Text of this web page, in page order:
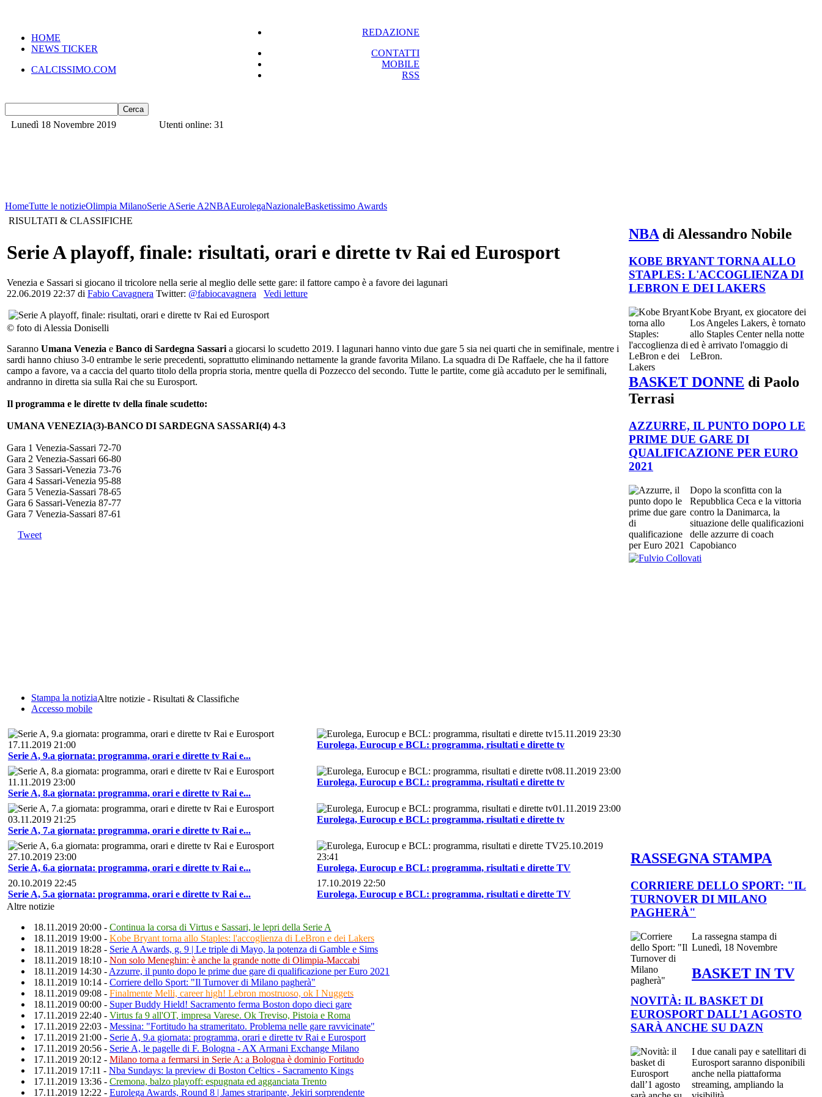
HOME
NEWS TICKER
CALCISSIMO.COM
REDAZIONE
CONTATTI
MOBILE
RSS
Lunedì 18 Novembre 2019 Utenti online: 31
HomeTutte le notizieOlimpia MilanoSerie ASerie A2NBAEurolegaNazionaleBasketissimo Awards
RISULTATI & CLASSIFICHE
Serie A playoff, finale: risultati, orari e dirette tv Rai ed Eurosport
Venezia e Sassari si giocano il tricolore nella serie al meglio delle sette gare: il fattore campo è a favore dei lagunari
22.06.2019 22:37 di Fabio Cavagnera Twitter: @fabiocavagnera Vedi letture
© foto di Alessia Doniselli
Saranno Umana Venezia e Banco di Sardegna Sassari a giocarsi lo scudetto 2019. I lagunari hanno vinto due gare 5 sia nei quarti che in semifinale, mentre i
sardi hanno chiuso 3-0 entrambe le serie precedenti, soprattutto eliminando nettamente la grande favorita Milano. La squadra di De Raffaele, che ha il fattore
campo a favore, va a caccia del quarto titolo della propria storia, mentre quella di Pozzecco del secondo. Tutte le partite, come già accaduto per le semifinali,
andranno in diretta sia sulla Rai che su Eurosport.
Il programma e le dirette tv della finale scudetto:
UMANA VENEZIA(3)-BANCO DI SARDEGNA SASSARI(4) 4-3
Gara 1 Venezia-Sassari 72-70
Gara 2 Venezia-Sassari 66-80
Gara 3 Sassari-Venezia 73-76
Gara 4 Sassari-Venezia 95-88
Gara 5 Venezia-Sassari 78-65
Gara 6 Sassari-Venezia 87-77
Gara 7 Venezia-Sassari 87-61
Tweet
Stampa la notizia
Accesso mobile
Altre notizie - Risultati & Classifiche
17.11.2019 21:00
Serie A, 9.a giornata: programma, orari e dirette tv Rai e...
15.11.2019 23:30
Eurolega, Eurocup e BCL: programma, risultati e dirette tv
11.11.2019 23:00
Serie A, 8.a giornata: programma, orari e dirette tv Rai e...
08.11.2019 23:00
Eurolega, Eurocup e BCL: programma, risultati e dirette tv
03.11.2019 21:25
Serie A, 7.a giornata: programma, orari e dirette tv Rai e...
01.11.2019 23:00
Eurolega, Eurocup e BCL: programma, risultati e dirette tv
27.10.2019 23:00
Serie A, 6.a giornata: programma, orari e dirette tv Rai e...
25.10.2019
23:41
Eurolega, Eurocup e BCL: programma, risultati e dirette TV
20.10.2019 22:45
Serie A, 5.a giornata: programma, orari e dirette tv Rai e...
17.10.2019 22:50
Eurolega, Eurocup e BCL: programma, risultati e dirette TV
Altre notizie
18.11.2019 20:00 - Continua la corsa di Virtus e Sassari, le lepri della Serie A
18.11.2019 19:00 - Kobe Bryant torna allo Staples: l'accoglienza di LeBron e dei Lakers
18.11.2019 18:28 - Serie A Awards, g. 9 | Le triple di Mayo, la potenza di Gamble e Sims
18.11.2019 18:10 - Non solo Meneghin: è anche la grande notte di Olimpia-Maccabi
18.11.2019 14:30 - Azzurre, il punto dopo le prime due gare di qualificazione per Euro 2021
18.11.2019 10:14 - Corriere dello Sport: "Il Turnover di Milano pagherà"
18.11.2019 09:08 - Finalmente Melli, career high! Lebron mostruoso, ok I Nuggets
18.11.2019 00:00 - Super Buddy Hield! Sacramento ferma Boston dopo dieci gare
17.11.2019 22:40 - Virtus fa 9 all'OT, impresa Varese. Ok Treviso, Pistoia e Roma
17.11.2019 22:03 - Messina: "Fortitudo ha strameritato. Problema nelle gare ravvicinate"
17.11.2019 21:00 - Serie A, 9.a giornata: programma, orari e dirette tv Rai e Eurosport
17.11.2019 20:56 - Serie A, le pagelle di F. Bologna - AX Armani Exchange Milano
17.11.2019 20:12 - Milano torna a fermarsi in Serie A: a Bologna è dominio Fortitudo
17.11.2019 17:11 - Nba Sundays: la preview di Boston Celtics - Sacramento Kings
17.11.2019 13:36 - Cremona, balzo playoff: espugnata ed agganciata Trento
17.11.2019 12:22 - Eurolega Awards, Round 8 | James straripante, Jekiri sorprendente
NBA di Alessandro Nobile
KOBE BRYANT TORNA ALLO
STAPLES: L'ACCOGLIENZA DI
LEBRON E DEI LAKERS
Kobe Bryant, ex giocatore dei
Los Angeles Lakers, è tornato
allo Staples Center nella notte
ed è arrivato l'omaggio di
LeBron.
BASKET DONNE di Paolo
Terrasi
AZZURRE, IL PUNTO DOPO LE
PRIME DUE GARE DI
QUALIFICAZIONE PER EURO
2021
Dopo la sconfitta con la
Repubblica Ceca e la vittoria
contro la Danimarca, la
situazione delle qualificazioni
delle azzurre di coach
Capobianco
RASSEGNA STAMPA
CORRIERE DELLO SPORT: "IL
TURNOVER DI MILANO
PAGHERÀ"
La rassegna stampa di
Lunedì, 18 Novembre
BASKET IN TV
NOVITÀ: IL BASKET DI
EUROSPORT DALL’1 AGOSTO
SARÀ ANCHE SU DAZN
I due canali pay e satellitari di
Eurosport saranno disponibili
anche nella piattaforma
streaming, ampliando la